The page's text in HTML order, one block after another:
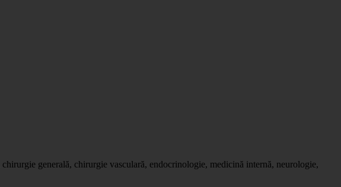
generală, chirurgie vasculară, endocrinologie, medicină internă, neurologie,